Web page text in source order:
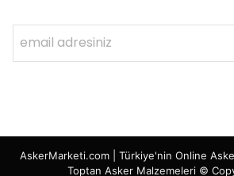
AskerMarketi.com | Türkiye'nin Online
Toptan Asker Malzemeleri ©